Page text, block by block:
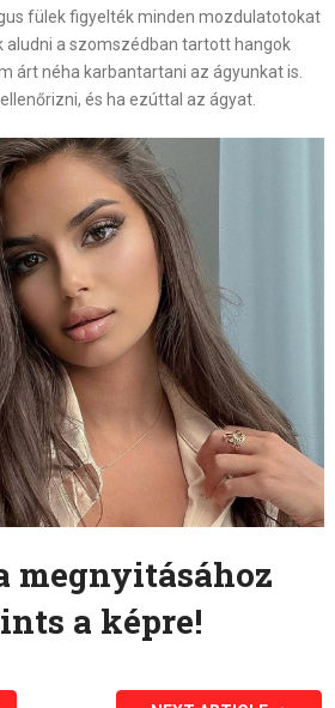
fülek figyelték minden mozdulatotokat
aludni a szomszédban tartott hangok
árt néha karbantartani az ágyunkat is.
és ha ezúttal az ágyat.
megnyitásához
a képre!